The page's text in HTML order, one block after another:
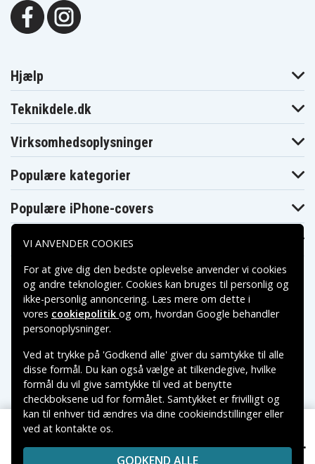
Olivengrøn
59 kr.
Hjælp
Teknikdele.dk
Virksomhedsoplysninger
Populære kategorier
Populære iPhone-covers
Populære Samsung-covers
Betalingsmuligheder
Leveringsmuligheder
Copyright © 2026, Spares Nordic AB
VAREMÆRKER NÆVNT PÅ DETTE WEB TILHØRER DE
RESPEKTIVE VAREMÆRKERS-EJER.
VI ANVENDER COOKIES
For at give dig den bedste oplevelse anvender vi cookies
og andre teknologier. Cookies kan bruges til personlig og
ikke-personlig annoncering. Læs mere om dette i
vores cookiepolitik og om, hvordan Google behandler
personoplysninger.
Ved at trykke på 'Godkend alle' giver du samtykke til alle
disse formål. Du kan også vælge at tilkendegive, hvilke
formål du vil give samtykke til ved at benytte
checkboksene ud for formålet. Samtykket er frivilligt og
kan til enhver tid ændres via dine cookieindstillinger eller
ved at kontakte os.
GODKEND ALLE